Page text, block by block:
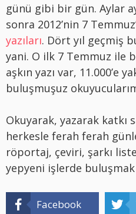
günü gibi bir gün. Aylar
sonra 2012’nin 7
yazıları. Dört yıl geçmiş
yani. O ilk 7 Temmuz ile
aşkın yazı var, 11.000’e
buluşmuşuz
Okuyarak, yazarak katkı
herkesle ferah ferah
röportaj, çeviri, şarkı
yepyeni işlerde
Facebook